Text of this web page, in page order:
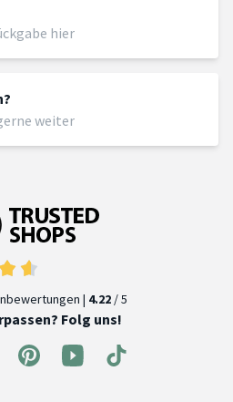
hier
weiter
| 4.22 / 5
Folg uns!